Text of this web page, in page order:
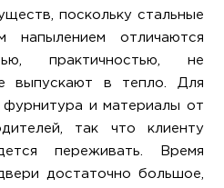
поскольку стальные
отличаются
практичностью, не
выпускают в тепло. Для
фурнитура и материалы от
так что клиенту
переживать. Время
достаточно большое,